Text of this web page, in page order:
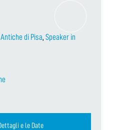
di Pisa, Speaker in
e le Date